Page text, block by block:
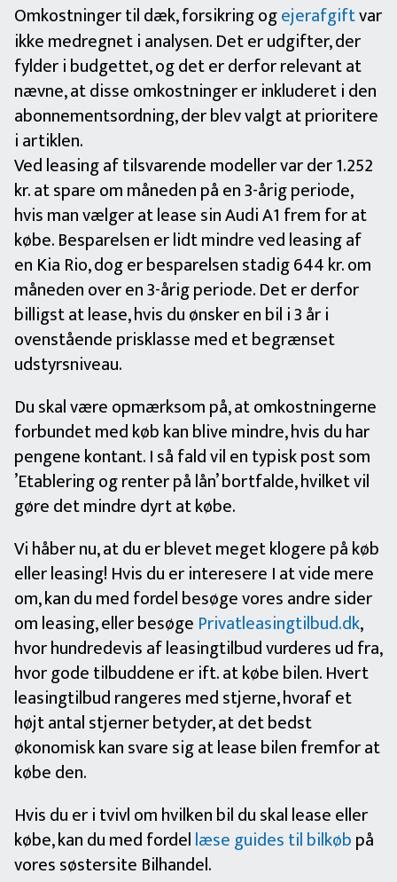
Omkostninger til dæk, forsikring ogejerafgiftvar
ikke medregnet i analysen. Det er udgifter, der
fylder i budgettet, og det er derfor relevant at
nævne, at disse omkostninger er inkluderet i den
abonnementsordning, der blev valgt at prioritere
i artiklen.
Ved leasing af tilsvarende modeller var der 1.252
kr. at spare om måneden på en 3-årig periode,
hvis man vælger at lease sin Audi A1 frem for at
købe. Besparelsen er lidt mindre ved leasing af
en Kia Rio, dog er besparelsen stadig 644 kr. om
måneden over en 3-årig periode. Det er derfor
billigst at lease, hvis du ønsker en bil i 3 år i
ovenstående prisklasse med et begrænset
udstyrsniveau.
Du skal være opmærksom på, at omkostningerne
forbundet med køb kan blive mindre, hvis du har
pengene kontant. I så fald vil en typisk post som
’Etablering og renter på lån’ bortfalde, hvilket vil
gøre det mindre dyrt at købe.
Vi håber nu, at du er blevet meget klogere på køb
eller leasing! Hvis du er interesere I at vide mere
om, kan du med fordel besøge vores andre sider
om leasing, eller besøge Privatleasingtilbud.dk,
hvor hundredevis af leasingtilbud vurderes ud fra,
hvor gode tilbuddene er ift. at købe bilen. Hvert
leasingtilbud rangeres med stjerne, hvoraf et
højt antal stjerner betyder, at det bedst
økonomisk kan svare sig at lease bilen fremfor at
købe den.
Hvis du er i tvivl om hvilken bil du skal lease eller
købe, kan du med fordellæse guides til bilkøbpå
vores søstersite Bilhandel.